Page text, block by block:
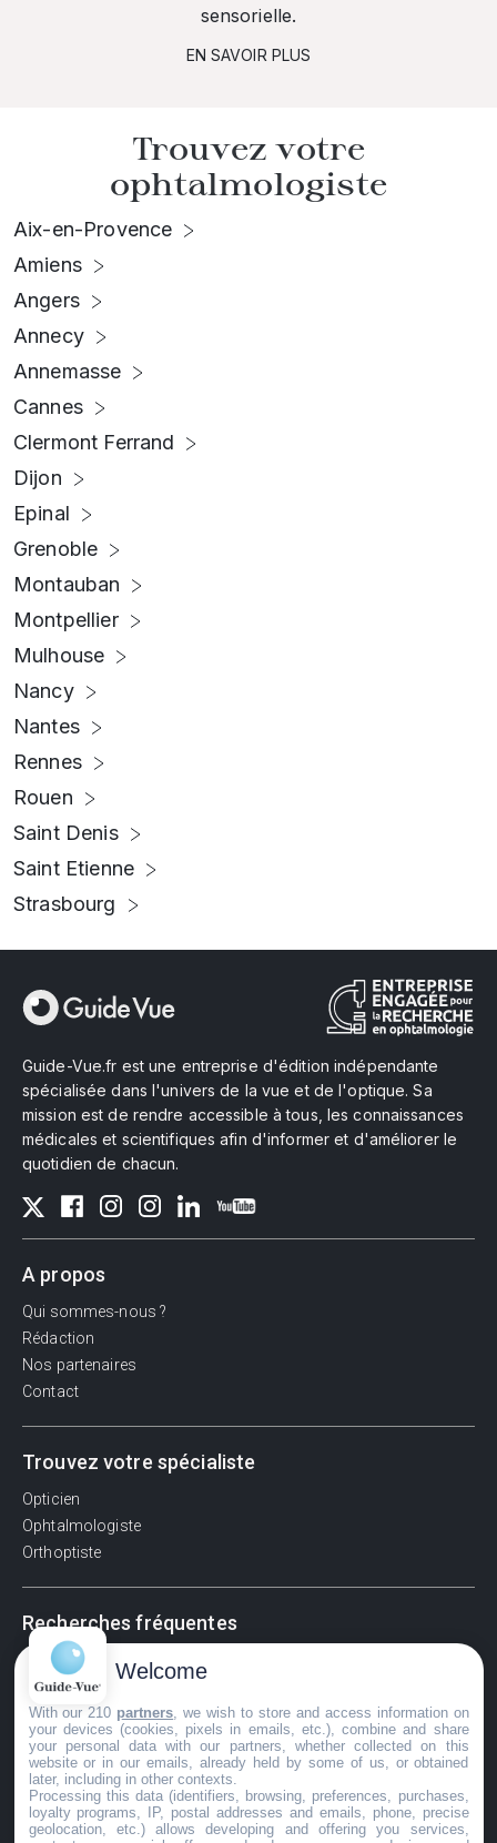
sensorielle.
EN SAVOIR PLUS
Trouvez votre
ophtalmologiste
Aix-en-Provence
Amiens
Angers
Annecy
Annemasse
Cannes
Clermont Ferrand
Dijon
Epinal
Grenoble
Montauban
Montpellier
Mulhouse
Nancy
Nantes
Rennes
Rouen
Saint Denis
Saint Etienne
Strasbourg
Guide-Vue.fr est une entreprise d'édition indépendante
spécialisée dans l'univers de la vue et de l'optique. Sa
mission est de rendre accessible à tous, les connaissances
médicales et scientifiques afin d'informer et d'améliorer le
quotidien de chacun.
A propos
Qui sommes-nous ?
Rédaction
Nos partenaires
Contact
Trouvez votre spécialiste
Opticien
Ophtalmologiste
Orthoptiste
Recherches fréquentes
Pathologies adultes
Signes d'une urgence ophtalmologique
La vision
Acuité visuelle
Myosis / mydriase
Œdème oculaire
Welcome
With our 210 partners , we wish to store and access information on
your devices (cookies, pixels in emails, etc.), combine and share
your personal data with our partners, whether collected on this
website or in our emails, already held by some of us, or obtained
later, including in other contexts.
Processing this data (identifiers, browsing, preferences, purchases,
loyalty programs, IP, postal addresses and emails, phone, precise
geolocation, etc.) allows developing and offering you services,